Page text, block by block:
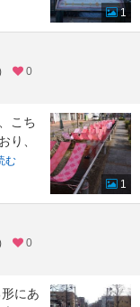
1
0
こち
り、
む
1
0
にあ